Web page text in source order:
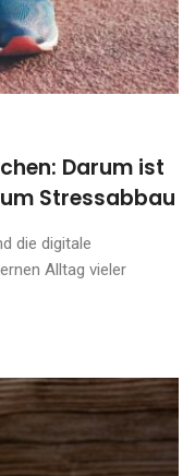
Darum ist
Stressabbau
die digitale
Alltag vieler